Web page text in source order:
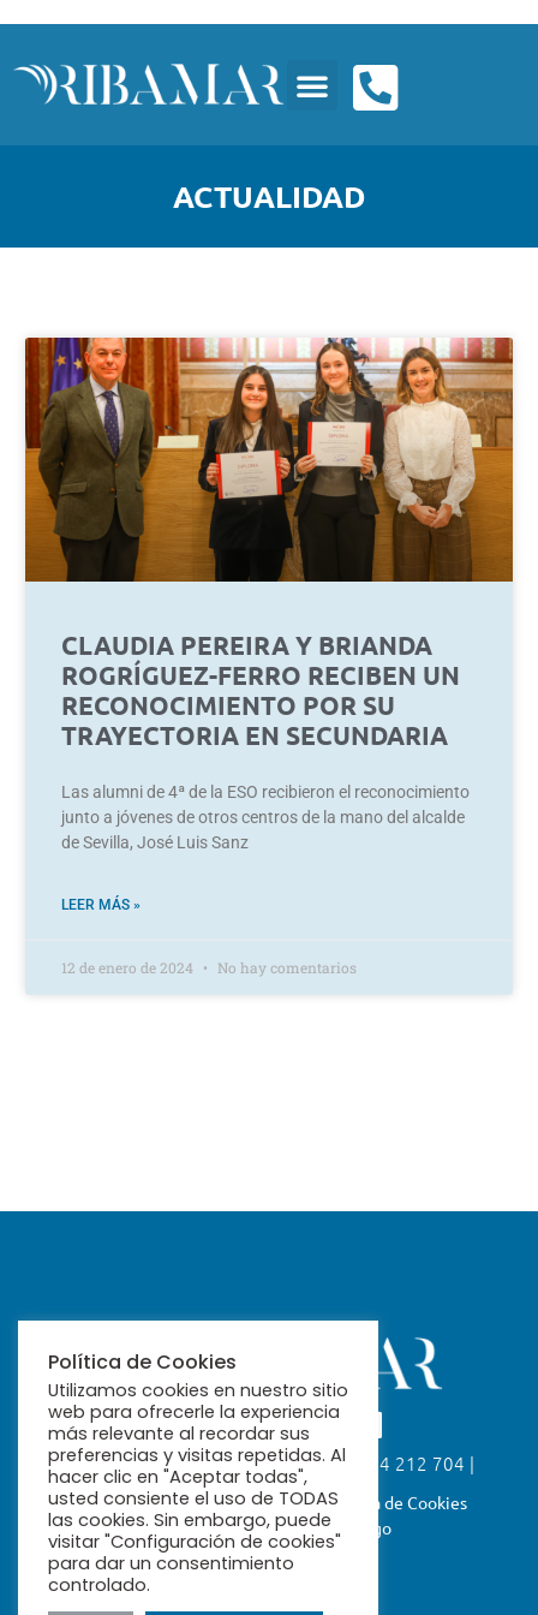
ACTUALIDAD
CLAUDIA PEREIRA Y BRIANDA
ROGRÍGUEZ-FERRO RECIBEN UN
RECONOCIMIENTO POR SU
TRAYECTORIA EN SECUNDARIA
Las alumni de 4ª de la ESO recibieron el reconocimiento
junto a jóvenes de otros centros de la mano del alcalde
de Sevilla, José Luis Sanz
LEER MÁS »
12 de enero de 2024 No hay comentarios
Calle Fabiola, 26. 41004 Sevilla | 954 212 704 |
ribamar@ribamar.org
Aviso LegalPolítica de PrivacidadPolítica de Cookies
Términos y Condiciones de Pago
Política de Cookies
Utilizamos cookies en nuestro sitio
web para ofrecerle la experiencia
más relevante al recordar sus
preferencias y visitas repetidas. Al
hacer clic en "Aceptar todas",
usted consiente el uso de TODAS
las cookies. Sin embargo, puede
visitar "Configuración de cookies"
para dar un consentimiento
controlado.